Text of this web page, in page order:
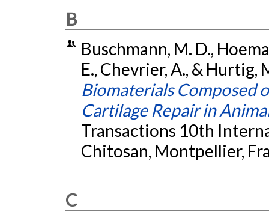
B
Buschmann, M. D.,
E., Chevrier, A., &
Biomaterials Composed
Cartilage Repair in
Transactions 10th
Chitosan, Montpellier,
C